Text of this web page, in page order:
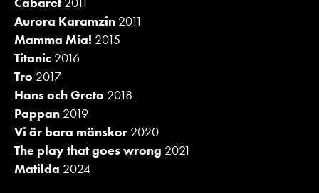
Aurora Karamzin 2011
Mamma Mia! 2015
Titanic 2016
Tro 2017
Hans och Greta 2018
Pappan 2019
Vi är bara mänskor 2020
The play that goes wrong 2021
Matilda 2024